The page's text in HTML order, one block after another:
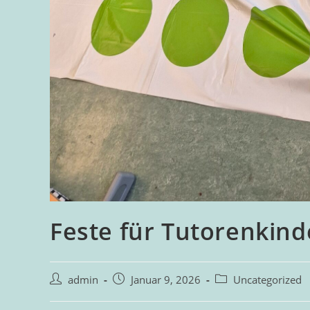
Feste für
admin Januar 9, 2026 Uncategorized